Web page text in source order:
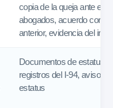
copia de la queja ante el
abogados, acuerdo con el
anterior, evidencia del
Documentos de estatus,
registros del I-94, aviso
estatus